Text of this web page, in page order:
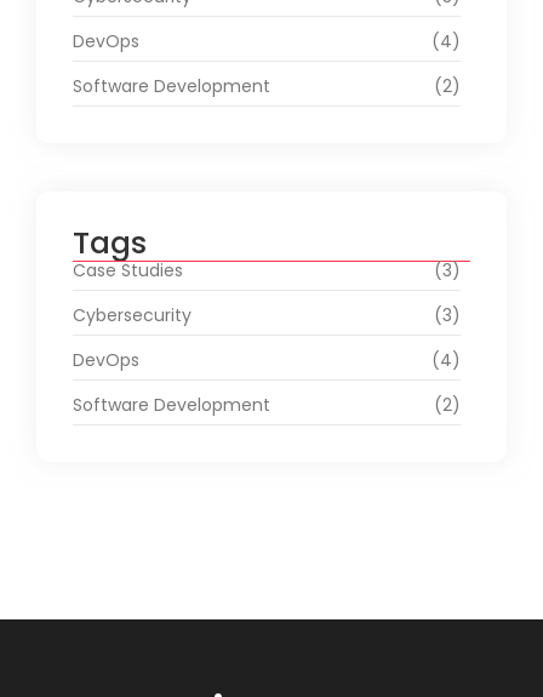
DevOps
(4)
Software Development
(2)
Tags
Case Studies
(3)
Cybersecurity
(3)
DevOps
(4)
Software Development
(2)